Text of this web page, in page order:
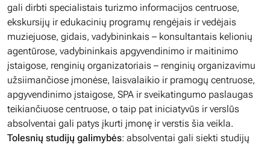
gali dirbti specialistais turizmo informacijos centruose,
ekskursijų ir edukacinių programų rengėjais ir vedėjais
muziejuose, gidais, vadybininkais – konsultantais kelionių
agentūrose, vadybininkais apgyvendinimo ir maitinimo
įstaigose, renginių organizatoriais – renginių organizavimu
užsiimančiose įmonėse, laisvalaikio ir pramogų centruose,
apgyvendinimo įstaigose, SPA ir sveikatingumo paslaugas
teikiančiuose centruose, o taip pat iniciatyvūs ir verslūs
absolventai gali patys įkurti įmonę ir verstis šia veikla.
Tolesnių studijų galimybės: absolventai gali siekti studijų